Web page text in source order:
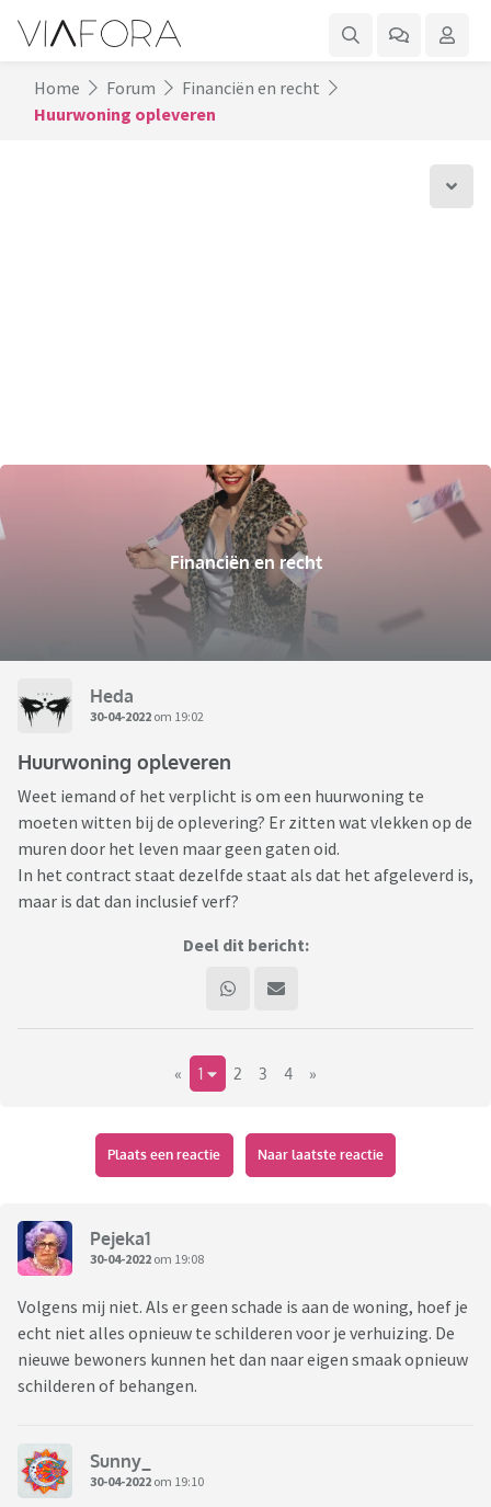
Home Forum
Financiën en recht
Huurwoning opleveren
Financiën en recht
Heda
30-04-2022 om 19:02
Huurwoning opleveren
Weet iemand of het verplicht is om een huurwoning te
moeten witten bij de oplevering? Er zitten wat vlekken op de
muren door het leven maar geen gaten oid.
In het contract staat dezelfde staat als dat het afgeleverd is,
maar is dat dan inclusief verf?
Deel dit bericht:
« 1 2 3 4 »
Plaats een reactie Naar laatste reactie
Pejeka1
30-04-2022 om 19:08
Volgens mij niet. Als er geen schade is aan de woning, hoef je
echt niet alles opnieuw te schilderen voor je verhuizing. De
nieuwe bewoners kunnen het dan naar eigen smaak opnieuw
schilderen of behangen.
Sunny_
30-04-2022 om 19:10